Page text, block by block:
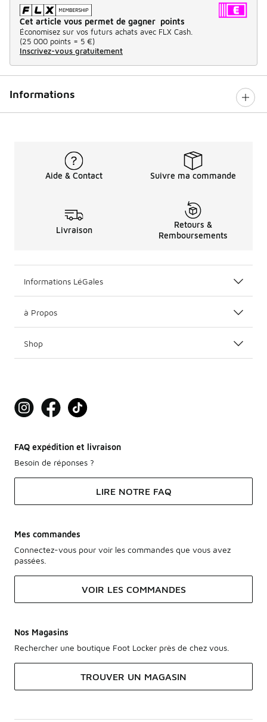
Cet article vous permet de gagner points
Économisez sur vos futurs achats avec FLX Cash.
(25 000 points = 5 €)
Inscrivez-vous gratuitement
Informations
Aide & Contact Suivre ma commande
Livraison
Retours &
Remboursements
Informations LéGales
à Propos
Shop
FAQ expédition et livraison
Besoin de réponses ?
LIRE NOTRE FAQ
Mes commandes
Connectez-vous pour voir les commandes que vous avez
passées.
VOIR LES COMMANDES
Nos Magasins
Rechercher une boutique Foot Locker près de chez vous.
TROUVER UN MAGASIN